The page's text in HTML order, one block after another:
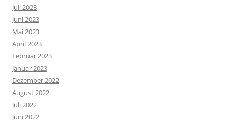
Juli 2023
Juni 2023
Mai 2023
April 2023
Februar 2023
Januar 2023
Dezember 2022
August 2022
Juli 2022
Juni 2022